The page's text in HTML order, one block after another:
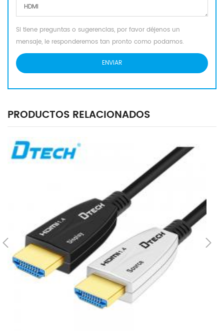
Si tiene preguntas o sugerencias, por favor déjenos un
mensaje, le responderemos tan pronto como podamos.
PRODUCTOS RELACIONADOS